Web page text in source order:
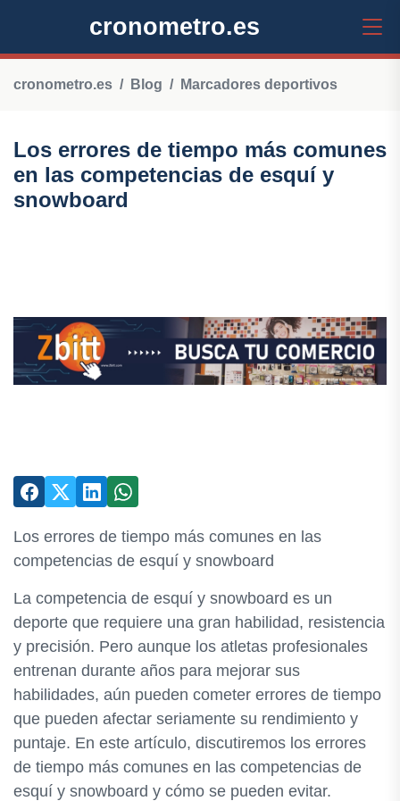
cronometro.es
cronometro.es Blog Marcadores deportivos
Los errores de tiempo más comunes
en las competencias de esquí y
snowboard
Los errores de tiempo más comunes en las
competencias de esquí y snowboard
La competencia de esquí y snowboard es un
deporte que requiere una gran habilidad, resistencia
y precisión. Pero aunque los atletas profesionales
entrenan durante años para mejorar sus
habilidades, aún pueden cometer errores de tiempo
que pueden afectar seriamente su rendimiento y
puntaje. En este artículo, discutiremos los errores
de tiempo más comunes en las competencias de
esquí y snowboard y cómo se pueden evitar.